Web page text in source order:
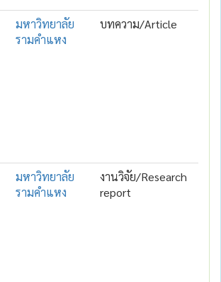
มหาวิทยาลัย
รามคำแหง
บทความ/Article
มหาวิทยาลัย
รามคำแหง
งานวิจัย/Research
report